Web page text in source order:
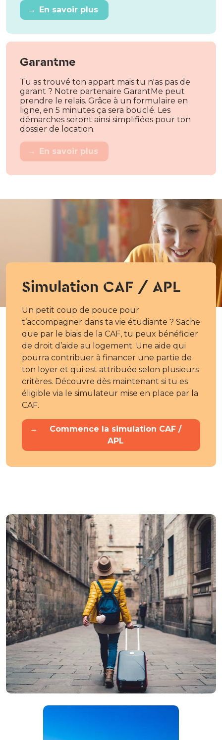
→ En savoir plus
Garantme
Tu as trouvé ton appart mais tu n'as pas de
garant ? Notre partenaire GarantMe peut
prendre le relais. Grâce à un formulaire en
ligne, en 5 minutes ça sera bouclé. Les
démarches seront ainsi simplifiées pour ton
dossier de location.
→ En savoir plus
Simulation CAF / APL
Un petit coup de pouce pour
t’accompagner dans ta vie étudiante ? Sache
que par le biais de la CAF, tu peux bénéficier
de droit d’aide au logement. Une aide qui
pourra contribuer à financer une partie de
ton loyer et qui est attribuée selon plusieurs
critères. Découvre dès maintenant si tu es
éligible via le simulateur mise en place par la
CAF.
→
Commence la simulation CAF /
APL